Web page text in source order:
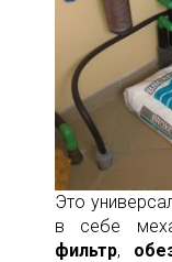
Это
в себе
фильтр,